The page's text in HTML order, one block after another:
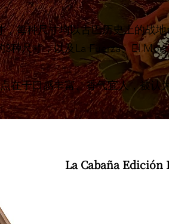
，每种尺寸均以古巴历史上的战
3种尺寸，以及La Fuerza、El
在于口感丰富、香气宜人，被认
La Cabaña Edición